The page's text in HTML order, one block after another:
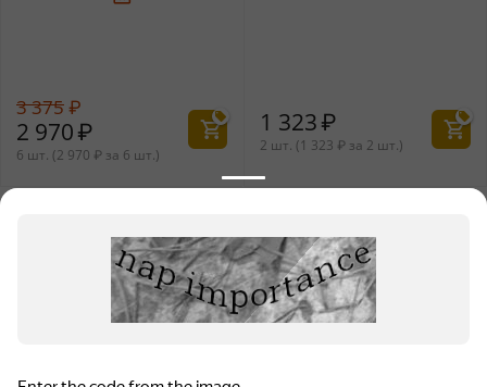
3 375₽
2 970₽
6 шт. (2 970 ₽ за 6 шт.)
1 323₽
2 шт. (1 323 ₽ за 2 шт.)
Показать еще 30 товаров
НАЗАД ВПЕРЕД